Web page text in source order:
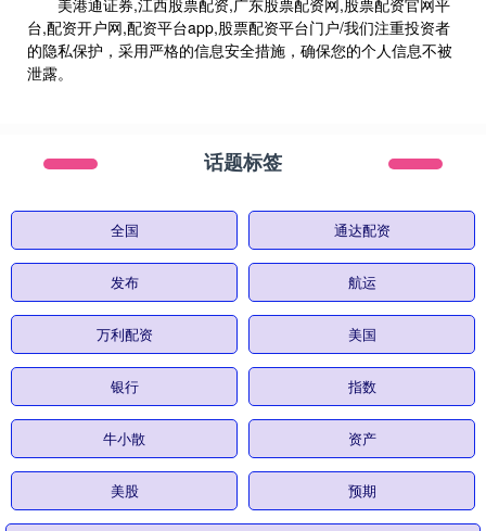
美港通证券,江西股票配资,广东股票配资网,股票配资官网平
台,配资开户网,配资平台app,股票配资平台门户/我们注重投资者
的隐私保护，采用严格的信息安全措施，确保您的个人信息不被
泄露。
话题标签
全国 通达配资
发布 航运
万利配资 美国
银行 指数
牛小散 资产
美股 预期